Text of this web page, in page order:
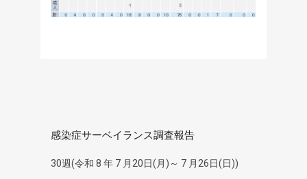
感染症サーベイランス調査報告
30週(令和 8 年 7 月20日(月)～ 7 月26日(日))